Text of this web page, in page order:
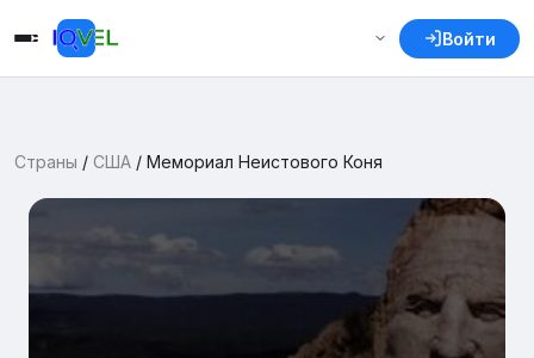
Войти
Страны / США / Мемориал Неистового Коня